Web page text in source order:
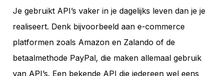
Je gebruikt API’s vaker in je dagelijks leven dan je je
realiseert. Denk bijvoorbeeld aan e-commerce
platformen zoals Amazon en Zalando of de
betaalmethode PayPal, die maken allemaal gebruik
van API’s. Een bekende API die iedereen wel eens